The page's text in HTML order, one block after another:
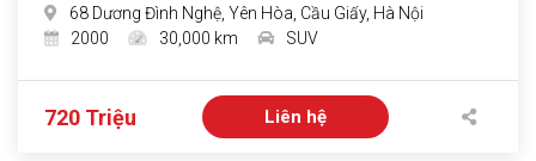
68 Dương Đình Nghệ, Yên Hòa, Cầu Giấy, Hà Nội
2000
30,000 km SUV
720 Triệu Liên hệ